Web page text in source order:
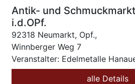
Antik- und
i.d.OPf.
92318 Neumarkt, Opf.,
Winnberger Weg 7
Veranstalter: Edelmetalle
alle Details